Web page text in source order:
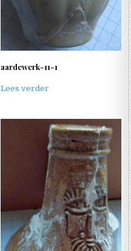
aardewerk-11-1
Lees verder